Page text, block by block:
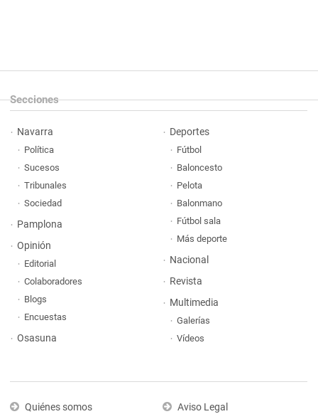
Secciones
Navarra
Política
Sucesos
Tribunales
Sociedad
Pamplona
Opinión
Editorial
Colaboradores
Blogs
Encuestas
Osasuna
Deportes
Fútbol
Baloncesto
Pelota
Balonmano
Fútbol sala
Más deporte
Nacional
Revista
Multimedia
Galerías
Vídeos
Quiénes somos Aviso Legal